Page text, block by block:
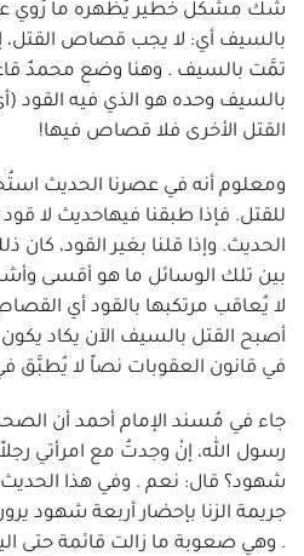
شك مشكل خطير يُظهره ما رُوي عن
بالسيف أي: لا يجب قصاص القتل،
تمَّت بالسيف . وهنا وضع محمدٌ
بالسيف وحده هو الذي فيه القود
القتل الأخرى فلا قصاص فيها!
ومعلوم أنه في عصرنا الحديث
للقتل. فإذا طبقنا فيهاحديث لا
الحديث. وإذا قلنا بغير القود، كان
بين تلك الوسائل ما هو أقسى
لا يُعاقب مرتكبها بالقود أي
أصبح القتل بالسيف الآن يكاد
في قانون العقوبات نصاً لا يُطبَّق
جاء في مُسند الإمام أحمد أن
رسول الله، إنْ وجدتُ مع امرأتي
شهود؟ قال: نعم . وفي هذا الحديث
جريمة الزنا بإحضار أربعة شهود
. وهي صعوبة ما زالت قائمة حتى